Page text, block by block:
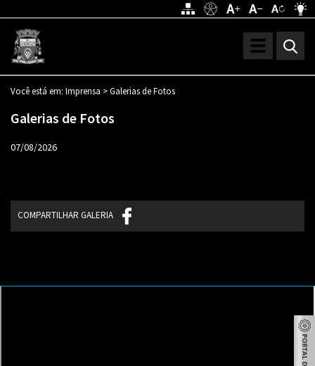
Toggle
navigation
Você está em: Imprensa >Galerias de Fotos
Galerias de Fotos
07/08/2026
COMPARTILHAR GALERIA